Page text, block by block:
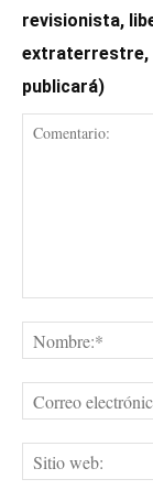
revisionista,
extraterrestre,
publicará)